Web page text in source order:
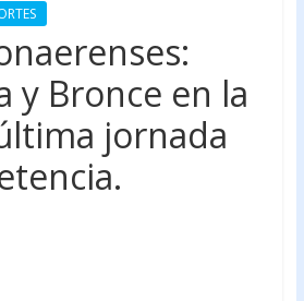
y Bronce en la
jornada